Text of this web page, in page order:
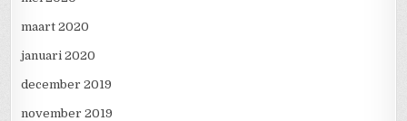
maart 2020
januari 2020
december 2019
november 2019